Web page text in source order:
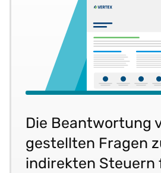
Die Beantwortung
gestellten Fragen
indirekten Steuern